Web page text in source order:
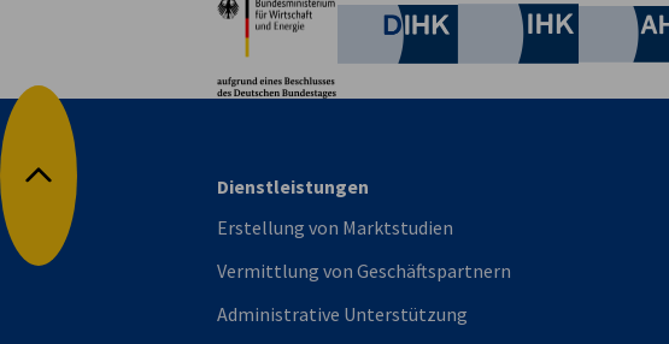
Deutsche Industrie- und
Nach oben
Dienstleistungen
Erstellung von Marktstudien
Vermittlung von Geschäftspartnern
Administrative Unterstützung